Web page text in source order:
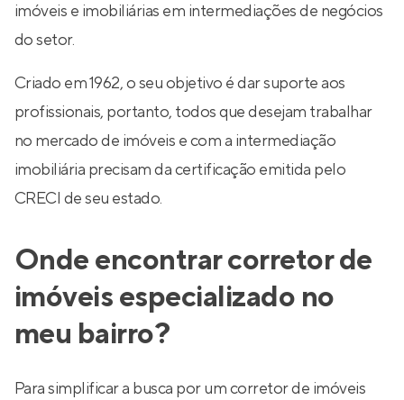
imóveis e imobiliárias em intermediações de negócios
do setor.
Criado em 1962, o seu objetivo é dar suporte aos
profissionais, portanto, todos que desejam trabalhar
no mercado de imóveis e com a intermediação
imobiliária precisam da certificação emitida pelo
CRECI de seu estado.
Onde encontrar corretor de
imóveis especializado no
meu bairro?
Para simplificar a busca por um corretor de imóveis